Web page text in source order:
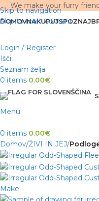
Skip to navigation
Skip to main content
We make your furry
DOMOVNAKUPUJSPOZNAJ
Login / Register
Išči
Seznam želja
0 items 0.00€
Menu
0 items 0.00€
Domov ŽIVI IN JEJ